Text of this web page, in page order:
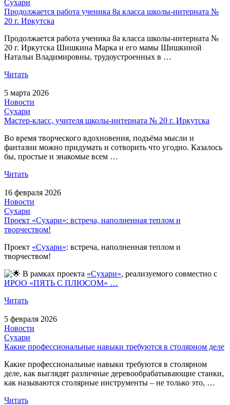
Сухари
Продолжается работа ученика 8а класса школы-интерната №
20 г. Иркутска
Продолжается работа ученика 8а класса школы-интерната №
20 г. Иркутска Шишкина Марка и его мамы Шишкиной
Натальи Владимировны, трудоустроенных в …
Читать
5 марта 2026
Новости
Сухари
Мастер-класс, учителя школы-интерната № 20 г. Иркутска
Во время творческого вдохновения, подъёма мысли и
фантазии можно придумать и сотворить что угодно. Казалось
бы, простые и знакомые всем …
Читать
16 февраля 2026
Новости
Сухари
Проект «Сухари»: встреча, наполненная теплом и
творчеством!
Проект «Сухари»: встреча, наполненная теплом и
творчеством!
В рамках проекта «Сухари», реализуемого совместно с
ИРОО «ПЯТЬ С ПЛЮСОМ» …
Читать
5 февраля 2026
Новости
Сухари
Какие профессиональные навыки требуются в столярном деле
Какие профессиональные навыки требуются в столярном
деле, как выглядят различные деревообрабатывающие станки,
как называются столярные инструменты – не только это, …
Читать